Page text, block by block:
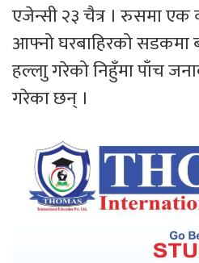
एजेन्सी २३ चैत्र । रुसमा एक
आफ्नो घरबाहिरको
हल्लाु गरेको निहुँमा पाँच
गरेका छन् ।